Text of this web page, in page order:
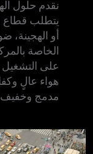
نقدم حلول
يتطلب قطاع
أو الهجينة،
الخاصة
على التشغيل
هواء عالٍ
مدمج وخفيف